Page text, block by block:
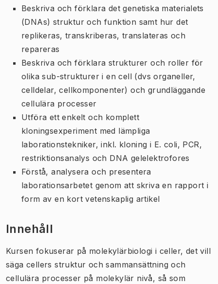
Beskriva och förklara det genetiska materialets
(DNAs) struktur och funktion samt hur det
replikeras, transkriberas, translateras och
repareras
Beskriva och förklara strukturer och roller för
olika sub-strukturer i en cell (dvs organeller,
celldelar, cellkomponenter) och grundläggande
cellulära processer
Utföra ett enkelt och komplett
kloningsexperiment med lämpliga
laborationstekniker, inkl. kloning i E. coli, PCR,
restriktionsanalys och DNA gelelektrofores
Förstå, analysera och presentera
laborationsarbetet genom att skriva en rapport i
form av en kort vetenskaplig artikel
Innehåll
Kursen fokuserar på molekylärbiologi i celler, det vill
säga cellers struktur och sammansättning och
cellulära processer på molekylär nivå, så som